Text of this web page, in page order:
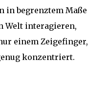
in begrenztem Maße
Welt interagieren,
einem Zeigefinger,
konzentriert.